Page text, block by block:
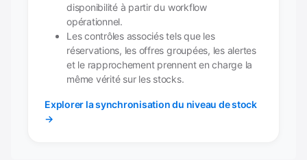
disponibilité à partir du workflow
opérationnel.
Les contrôles associés tels que les
réservations, les offres groupées, les alertes
et le rapprochement prennent en charge la
même vérité sur les stocks.
Explorer la synchronisation du niveau de stock
→